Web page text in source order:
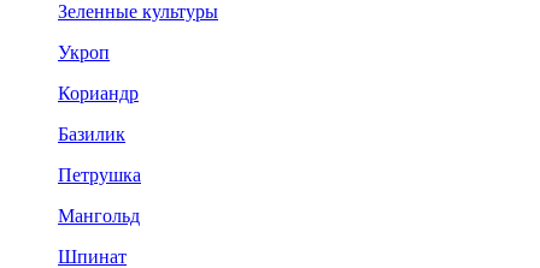
Зеленные культуры
Укроп
Кориандр
Базилик
Петрушка
Мангольд
Шпинат